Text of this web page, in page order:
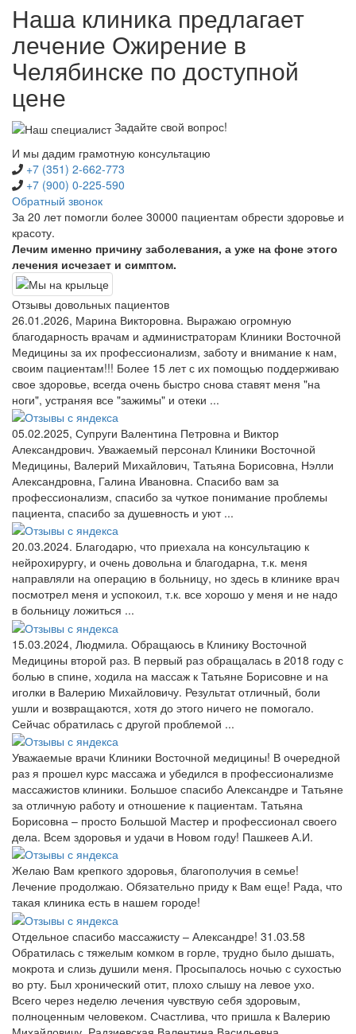
Наша клиника предлагает
лечение Ожирение в
Челябинске по доступной
цене
Задайте свой вопрос!
И мы дадим грамотную консультацию
+7 (351) 2-662-773
+7 (900) 0-225-590
Обратный звонок
За 20 лет помогли более 30000 пациентам обрести здоровье и
красоту.
Лечим именно причину заболевания, а уже на фоне этого
лечения исчезает и симптом.
Отзывы довольных пациентов
26.01.2026, Марина Викторовна. Выражаю огромную
благодарность врачам и администраторам Клиники Восточной
Медицины за их профессионализм, заботу и внимание к нам,
своим пациентам!!! Более 15 лет с их помощью поддерживаю
свое здоровье, всегда очень быстро снова ставят меня "на
ноги", устраняя все "зажимы" и отеки ...
05.02.2025, Супруги Валентина Петровна и Виктор
Александрович. Уважаемый персонал Клиники Восточной
Медицины, Валерий Михайлович, Татьяна Борисовна, Нэлли
Александровна, Галина Ивановна. Спасибо вам за
профессионализм, спасибо за чуткое понимание проблемы
пациента, спасибо за душевность и уют ...
20.03.2024. Благодарю, что приехала на консультацию к
нейрохирургу, и очень довольна и благодарна, т.к. меня
направляли на операцию в больницу, но здесь в клинике врач
посмотрел меня и успокоил, т.к. все хорошо у меня и не надо
в больницу ложиться ...
15.03.2024, Людмила. Обращаюсь в Клинику Восточной
Медицины второй раз. В первый раз обращалась в 2018 году с
болью в спине, ходила на массаж к Татьяне Борисовне и на
иголки в Валерию Михайловичу. Результат отличный, боли
ушли и возвращаются, хотя до этого ничего не помогало.
Сейчас обратилась с другой проблемой ...
Уважаемые врачи Клиники Восточной медицины! В очередной
раз я прошел курс массажа и убедился в профессионализме
массажистов клиники. Большое спасибо Александре и Татьяне
за отличную работу и отношение к пациентам. Татьяна
Борисовна – просто Большой Мастер и профессионал своего
дела. Всем здоровья и удачи в Новом году! Пашкеев А.И.
Желаю Вам крепкого здоровья, благополучия в семье!
Лечение продолжаю. Обязательно приду к Вам еще! Рада, что
такая клиника есть в нашем городе!
Отдельное спасибо массажисту – Александре! 31.03.58
Обратилась с тяжелым комком в горле, трудно было дышать,
мокрота и слизь душили меня. Просыпалось ночью с сухостью
во рту. Был хронический отит, плохо слышу на левое ухо.
Всего через неделю лечения чувствую себя здоровым,
полноценным человеком. Счастлива, что пришла к Валерию